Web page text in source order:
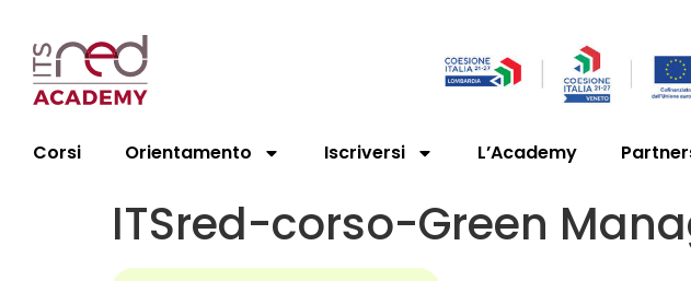
Corsi Orientamento Iscriversi L’Academy
ITSred-corso-Green